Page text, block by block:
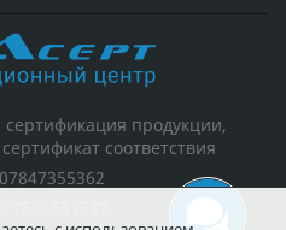
продукции,
соответствия